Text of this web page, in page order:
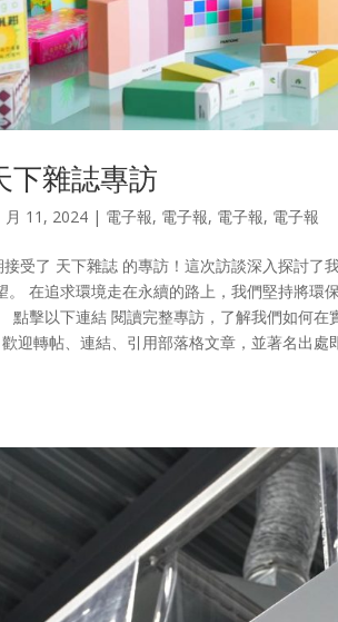
下雜誌專訪
月 11, 2024 | 電子報, 電子報, 電子報, 電子報
了 天下雜誌 的專訪！這次訪談深入探討了
。 在追求環境走在永續的路上，我們堅持將環
點擊以下連結 閱讀完整專訪，了解我們如何
迎轉帖、連結、引用部落格文章，並著名出